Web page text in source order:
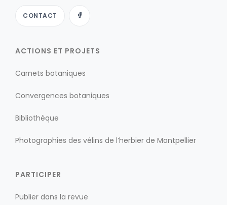
CONTACT
ACTIONS ET PROJETS
Carnets botaniques
Convergences botaniques
Bibliothèque
Photographies des vélins de l’herbier de Montpellier
PARTICIPER
Publier dans la revue